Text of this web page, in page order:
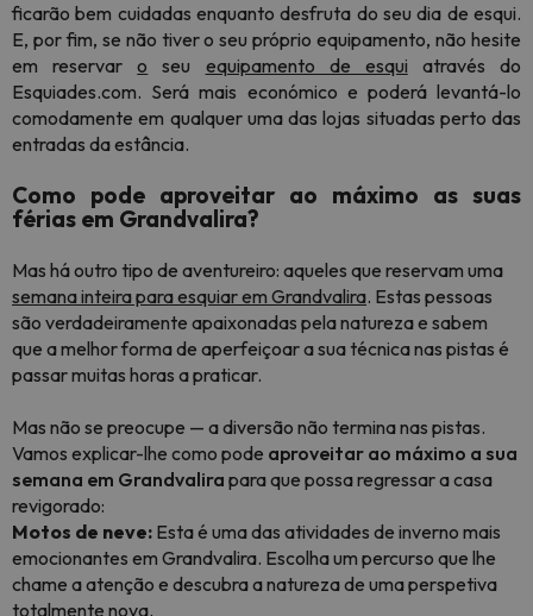
ficarão bem cuidadas enquanto desfruta do seu dia de esqui.
E, por fim, se não tiver o seu próprio equipamento, não hesite
em reservaro seu equipamento de esqui através do
Esquiades.com. Será mais económico e poderá levantá-lo
comodamente em qualquer uma das lojas situadas perto das
entradas da estância.
Como pode aproveitar ao máximo as suas
férias em Grandvalira?
Mas há outro tipo de aventureiro: aqueles que reservam uma
semana inteira para esquiar em Grandvalira. Estas pessoas
são verdadeiramente apaixonadas pela natureza e sabem
que a melhor forma de aperfeiçoar a sua técnica nas pistas é
passar muitas horas a praticar.
Mas não se preocupe — a diversão não termina nas pistas.
Vamos explicar-lhe como pode aproveitar ao máximo a sua
semana em Grandvalira para que possa regressar a casa
revigorado:
Motos de neve: Esta é uma das atividades de inverno mais
emocionantes em Grandvalira. Escolha um percurso que lhe
chame a atenção e descubra a natureza de uma perspetiva
totalmente nova.